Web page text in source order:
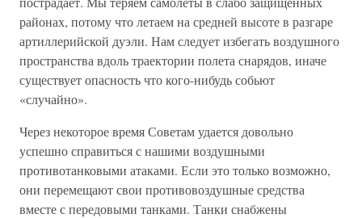
районах, потому что летаем на средней высоте в разгаре
артиллерийской дуэли. Нам следует избегать воздушного
пространства вдоль траектории полета снарядов, иначе
существует опасность что кого-нибудь собьют
«случайно».
Через некоторое время Советам удается довольно
успешно справиться с нашими воздушными
противотанковыми атаками. Если это только возможно,
они перемещают свои противовоздушные средства
вместе с передовыми танками. Танки снабжены